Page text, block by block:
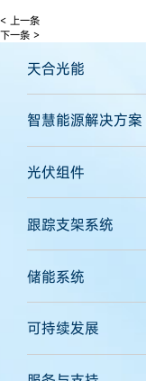
< 上一条
下一条 >
天合光能
智慧能源解决方案
光伏组件
跟踪支架系统
储能系统
可持续发展